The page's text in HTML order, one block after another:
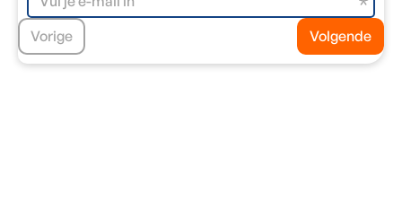
Vorige Volgende